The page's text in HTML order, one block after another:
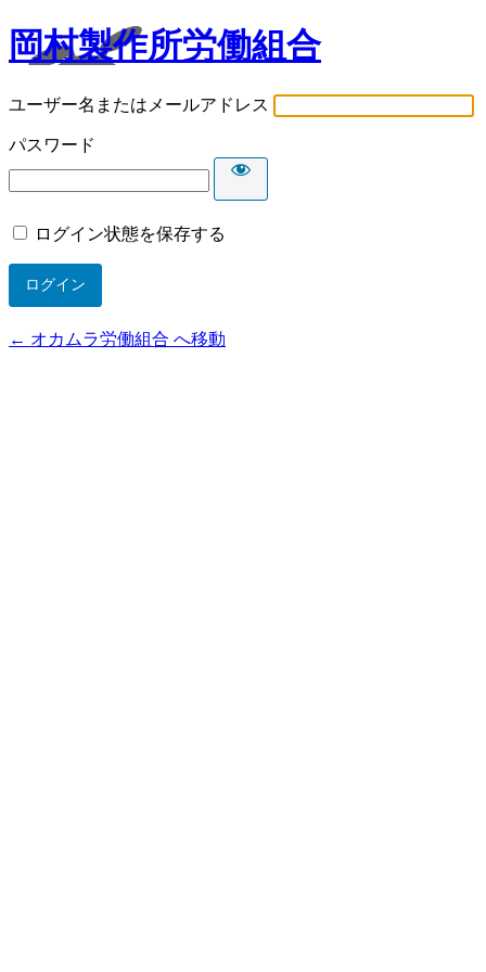
岡村製作所労働組合
ユーザー名またはメールアドレス
パスワード
ログイン状態を保存する
← オカムラ労働組合 へ移動